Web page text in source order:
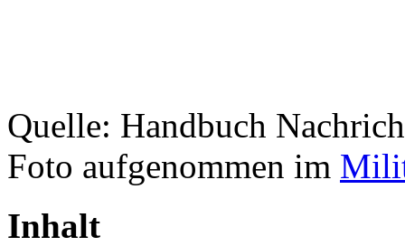
Quelle: Handbuch
Foto aufgenommen im
Inhalt